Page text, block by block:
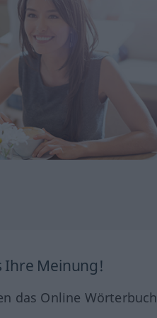
Ihre Meinung!
das Online